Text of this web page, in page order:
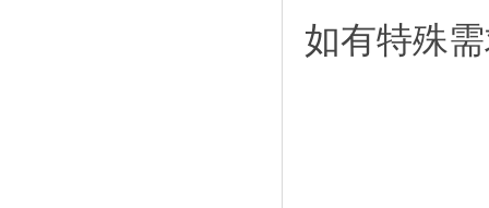
如有特殊